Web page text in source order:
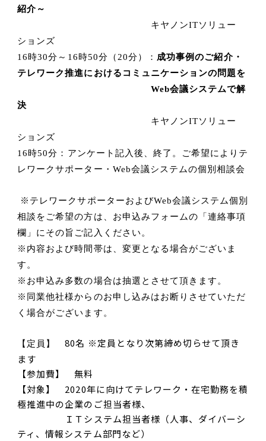
紹介～
キヤノンITソリュー
ションズ
16 時30分～ 16 時50分（ 20分）： 成功事例のご紹介・
テレワーク推進におけるコミュニケーションの問題を
Web会議システムで解
決
キヤノンITソリュー
ションズ
16 時50分： アンケート記入後、終了。ご希望によりテ
レワークサポーター・ Web会議システムの個別相談会
※テレワークサポーターおよびWeb会議システム個別
相談をご希望の方は、お申込みフォームの「連絡事項
欄」にその旨ご記入ください。
※内容および時間帯は、変更となる場合がございま
す。
※お申込み多数の場合は抽選とさせて頂きます。
※同業他社様からのお申し込みはお断りさせていただ
く場合がございます。
【定員】80名 ※定員となり次第締め切らせて頂き
ます
【参加費】 無料
【対象】 2020年に向けてテレワーク・在宅勤務を積
極推進中の企業のご担当者様、
ＩＴシステム担当者様（人事、ダイバーシ
ティ、情報システム部門など）